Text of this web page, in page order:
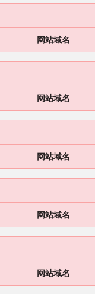
网站域名
网站域名
网站域名
网站域名
网站域名